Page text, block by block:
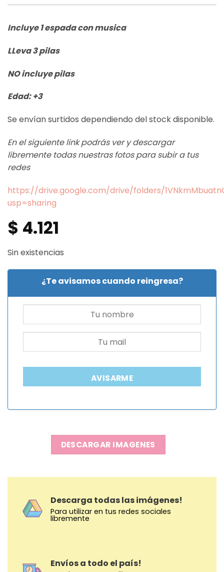
Incluye 1 espada con musica
LLeva 3 pilas
NO incluye pilas
Edad: +3
Se envían surtidos dependiendo del stock disponible.
En el siguiente link podrás ver y descargar
libremente todas nuestras fotos para subir a tus
redes
https://drive.google.com/drive/folders/
usp=sharing
$ 4.121
Sin existencias
¿Te avisamos cuando reingresa?
AVISARME
DESCARGAR IMAGENES
Descarga todas las imágenes!
Para utilizar en tus redes sociales
libremente
Envíos a todo el país!